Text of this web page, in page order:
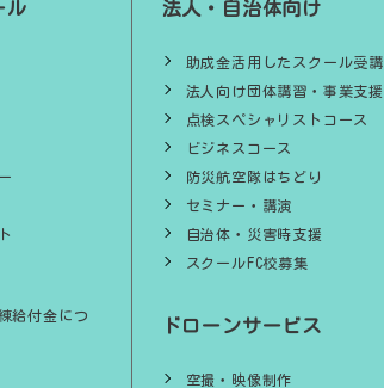
ル
給付金につ
法人・自治体向け
助成金活用したスクール受講
法人向け団体講習・事業支援
点検スペシャリストコース
ビジネスコース
防災航空隊はちどり
セミナー・講演
自治体・災害時支援
スクールFC校募集
ドローンサービス
空撮・映像制作